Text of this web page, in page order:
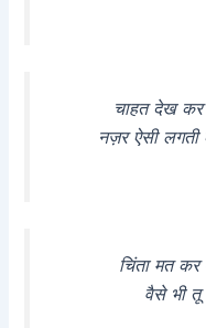
चाहत देख कर
नज़र ऐसी
चिंता मत
वैसे भी